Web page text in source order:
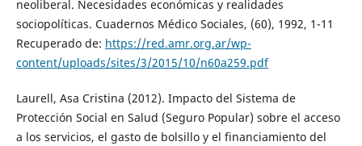
neoliberal. Necesidades económicas y realidades
sociopolíticas. Cuadernos Médico Sociales, (60), 1992, 1-11
Recuperado de: https://red.amr.org.ar/wp-
content/uploads/sites/3/2015/10/n60a259.pdf
Laurell, Asa Cristina (2012). Impacto del Sistema de
Protección Social en Salud (Seguro Popular) sobre el acceso
a los servicios, el gasto de bolsillo y el financiamiento del